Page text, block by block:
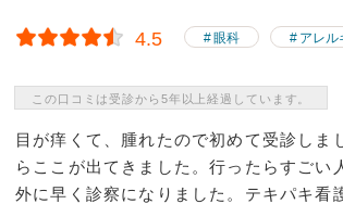
4.5 眼科 アレル
この口コミは受診から5年以上経過しています。
目が痒くて、腫れたので初めて受診しま
らここが出てきました。行ったらすご
外に早く診察になりました。テキパキ看